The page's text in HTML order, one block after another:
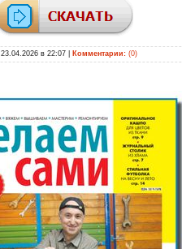
23.04.2026 в 22:07 Комментарии: (0)